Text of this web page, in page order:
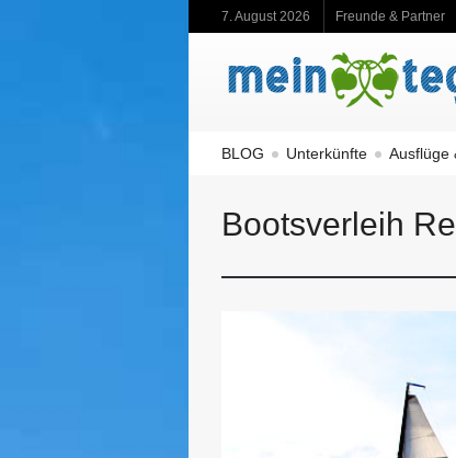
7. August 2026 Freunde & Partner
BLOG Unterkünfte Ausflüge
Bootsverleih